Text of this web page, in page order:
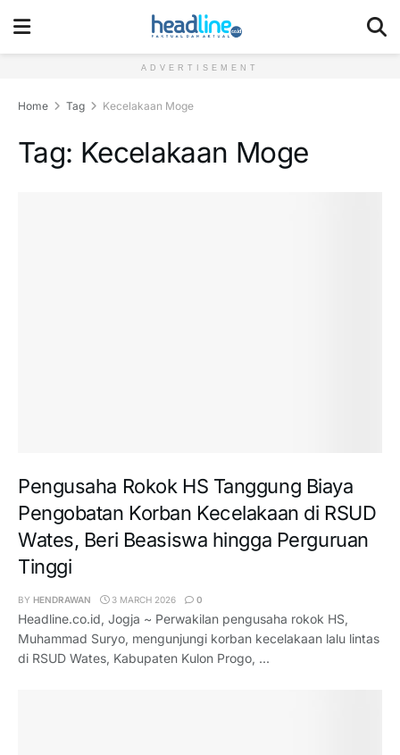
ADVERTISEMENT
Home Tag Kecelakaan Moge
Tag: Kecelakaan Moge
Pengusaha Rokok HS Tanggung Biaya
Pengobatan Korban Kecelakaan di RSUD
Wates, Beri Beasiswa hingga Perguruan
Tinggi
BY HENDRAWAN 3 MARCH 2026 0
Headline.co.id, Jogja ~ Perwakilan pengusaha rokok HS,
Muhammad Suryo, mengunjungi korban kecelakaan lalu lintas
di RSUD Wates, Kabupaten Kulon Progo, ...